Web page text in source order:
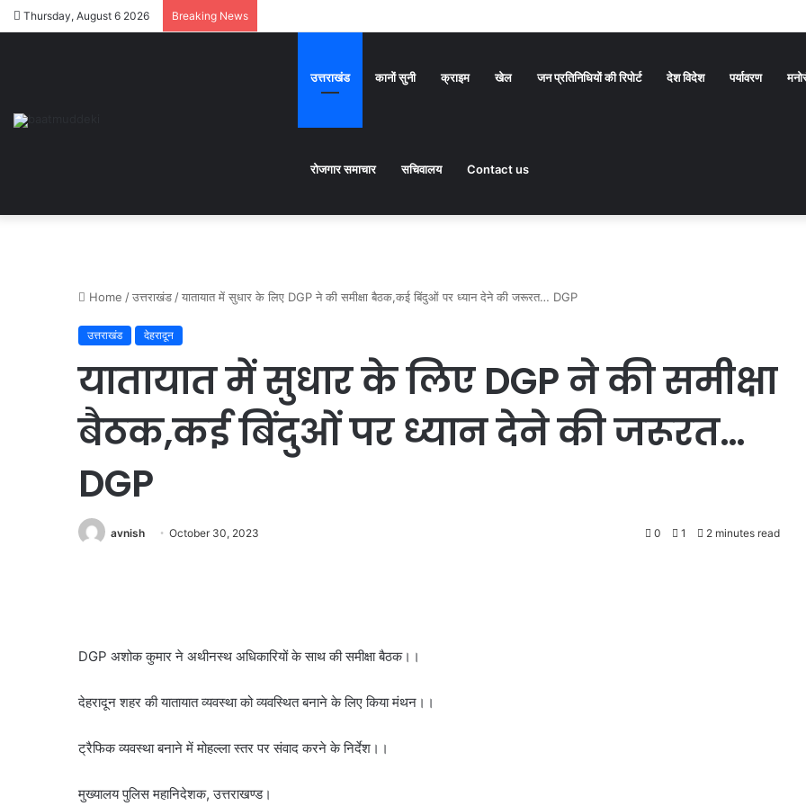
Thursday, August 6 2026 Breaking News
उत्तराखंड कानों सुनी क्राइम खेल जन प्रतिनिधियों की रिपोर्ट देश विदेश पर्यावरण
रोजगार समाचार सचिवालय Contact us
Home /उत्तराखंड /यातायात में सुधार के लिए DGP ने की समीक्षा बैठक,कई बिंदुओं पर ध्यान देने की जरूरत… DGP
उत्तराखंड देहरादून
यातायात में सुधार के लिए DGP ने की समीक्षा
बैठक,कई बिंदुओं पर ध्यान देने की जरूरत…
DGP
avnish October 30, 2023 0 1 2 minutes read
DGP अशोक कुमार ने अथीनस्थ अधिकारियों के साथ की समीक्षा बैठक।।
देहरादून शहर की यातायात व्यवस्था को व्यवस्थित बनाने के लिए किया मंथन।।
ट्रैफिक व्यवस्था बनाने में मोहल्ला स्तर पर संवाद करने के निर्देश।।
मुख्यालय पुलिस महानिदेशक, उत्तराखण्ड।